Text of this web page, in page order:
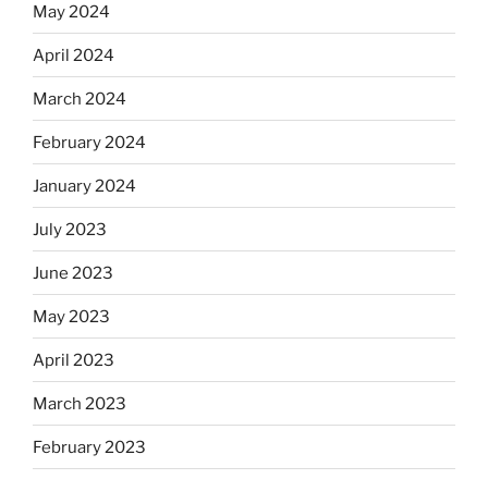
May 2024
April 2024
March 2024
February 2024
January 2024
July 2023
June 2023
May 2023
April 2023
March 2023
February 2023